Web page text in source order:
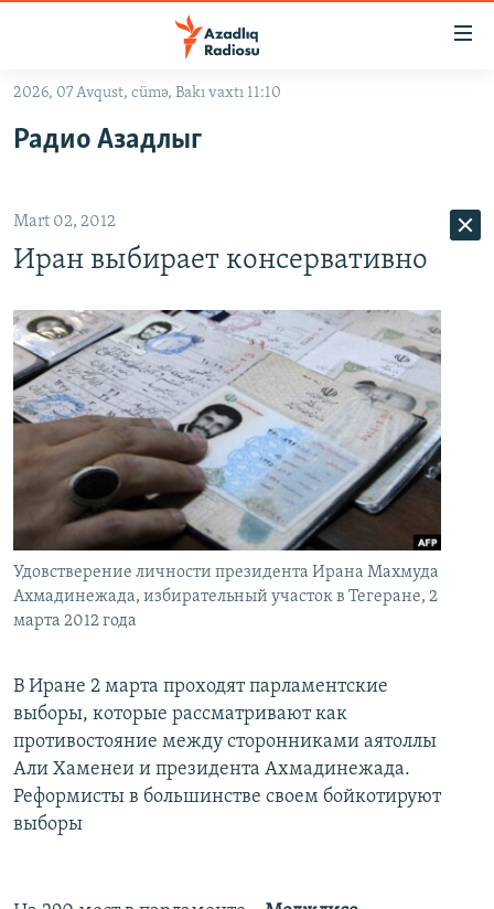
Əsas
qayıt
qayıt
Axtarışa
#İZAHLA
FƏRQƏ BAX
QANUNI DOĞRU
ARAŞDIRMA
MULTIMEDIA
VIDEO
FOTOQALEREYA
İNFOQRAFIKA
KARIKATURA
RADIO ARXIV
OXU ZALI
AZƏRBAYCAN ƏDƏBIYYATI KITABXANASI
İSLAM VƏ DEMOKRATIYA
İZ - MƏDƏNIYYƏT PROQRAMI
HAQQIMIZDA
MISSIYAMIZ
PEŞƏ ETIKASI VƏ JURNALISTIKA STANDARTLARIMIZ
MATERIALLARIMIZDAN ISTIFADƏ
AZADLIQRADIOSU MOBIL TELEFONUNUZDA
XƏBƏR BÜLLETENLƏRIMIZ
BIZI IZLƏ
2026, 07 Avqust, cümə, Bakı vaxtı 11:10
Радио Азадлыг
Mart 02, 2012
Иран выбирает консервативно
Удовстверение личности президента Ирана Махмуда
Ахмадинежада, избирательный участок в Тегеране, 2
марта 2012 года
В Иране 2 марта проходят парламентские
выборы, которые рассматривают как
противостояние между сторонниками аятоллы
Али Хаменеи и президента Ахмадинежада.
Реформисты в большинстве своем бойкотируют
выборы